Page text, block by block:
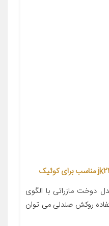
دوخت مازراتی با الگوی
روکش صندلی می توان